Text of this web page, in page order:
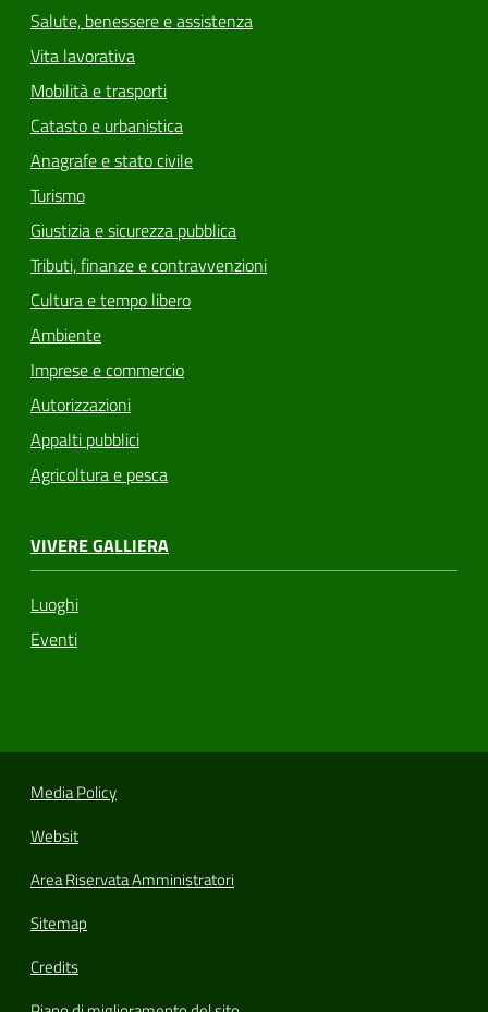
Salute, benessere e assistenza
Vita lavorativa
Mobilità e trasporti
Catasto e urbanistica
Anagrafe e stato civile
Turismo
Giustizia e sicurezza pubblica
Tributi, finanze e contravvenzioni
Cultura e tempo libero
Ambiente
Imprese e commercio
Autorizzazioni
Appalti pubblici
Agricoltura e pesca
VIVERE GALLIERA
Luoghi
Eventi
Media Policy
Websit
Area Riservata Amministratori
Sitemap
Credits